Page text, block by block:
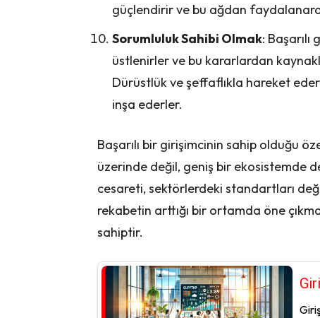
güçlendirir ve bu ağdan
Sorumluluk Sahibi Olmak: Başarılı
üstlenirler ve bu kararlardan
Dürüstlük ve şeffaflıkla hareket
inşa ederler.
Başarılı bir girişimcinin sahip olduğu
üzerinde değil, geniş bir ekosistemde
cesareti, sektörlerdeki standartları
rekabetin arttığı bir ortamda öne
sahiptir.